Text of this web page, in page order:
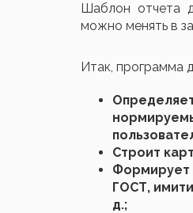
Шаблон отчета
можно менять в
Итак, программа
Строит
Формирует
ГОСТ,
д.;